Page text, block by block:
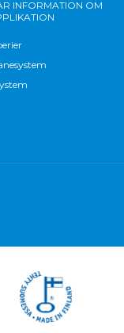
INFORMATION OM